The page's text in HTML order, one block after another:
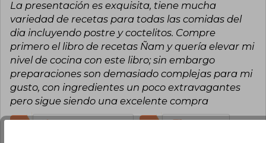
La presentación es exquisita, tiene mucha
variedad de recetas para todas las comidas del
dia incluyendo postre y coctelitos. Compre
primero el libro de recetas Ñam y quería elevar mi
nivel de cocina con este libro; sin embargo
preparaciones son demasiado complejas para mi
gusto, con ingredientes un poco extravagantes
pero sigue siendo una excelente compra